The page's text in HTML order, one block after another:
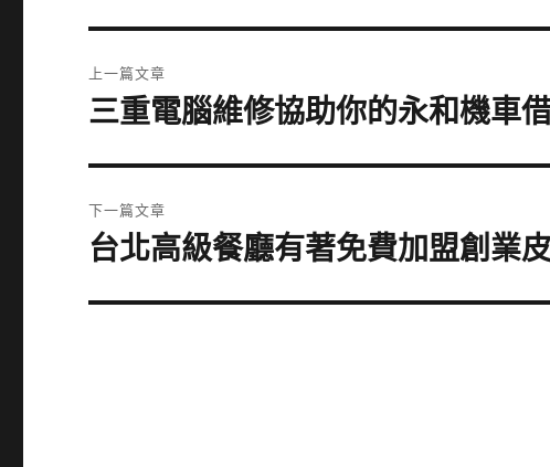
章
上一篇文章
上
篇
文
章:
三重電腦維修協助你的永和機車
下一篇文章
下
篇
台北高級餐廳有著免費加盟創業